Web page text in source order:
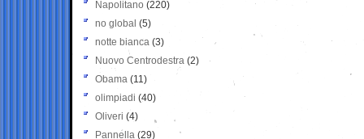
Napolitano (220)
no global (5)
notte bianca (3)
Nuovo Centrodestra (2)
Obama (11)
olimpiadi (40)
Oliveri (4)
Pannella (29)